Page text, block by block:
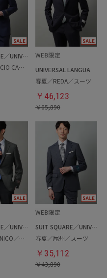
SUIT SQUARE／UNIVERSAL LANGUAGE
春夏／LANIFICIO CAMPORE／ツーパンツスーツ
UNIVERSAL LANGUAGE
春夏／REDA／スーツ
￥ 46,123
￥65,890
SUIT SQUARE／UNIVERSAL LANGUAGE
通年／CANONICO／ジャケット
SUIT SQUARE／UNIVERSAL LANGUAGE
春夏／尾州／スーツ
￥ 35,112
￥43,890